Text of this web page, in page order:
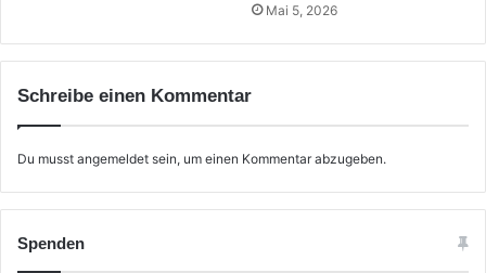
Mai 5, 2026
Schreibe einen Kommentar
Du musst angemeldet sein, um einen Kommentar abzugeben.
Spenden